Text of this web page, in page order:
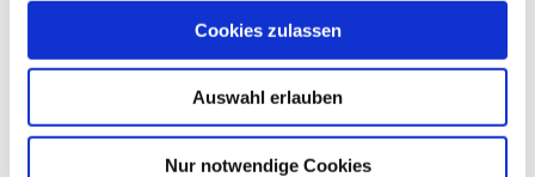
Cookies zulassen
Auswahl erlauben
Nur notwendige Cookies
Insektenschutz-Festrahmen